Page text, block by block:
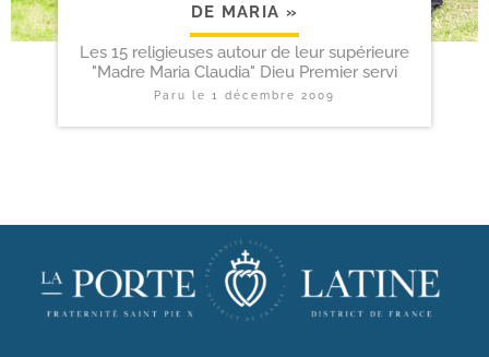
DE MARIA »
Les 15 religieuses autour de leur supérieure
"Madre Maria Claudia" Dieu Premier servi
Paru le 1 décembre 2009